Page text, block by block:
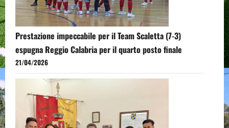
Prestazione impeccabile per il Team Scaletta (7-3)
espugna Reggio Calabria per il quarto posto finale
21/04/2026